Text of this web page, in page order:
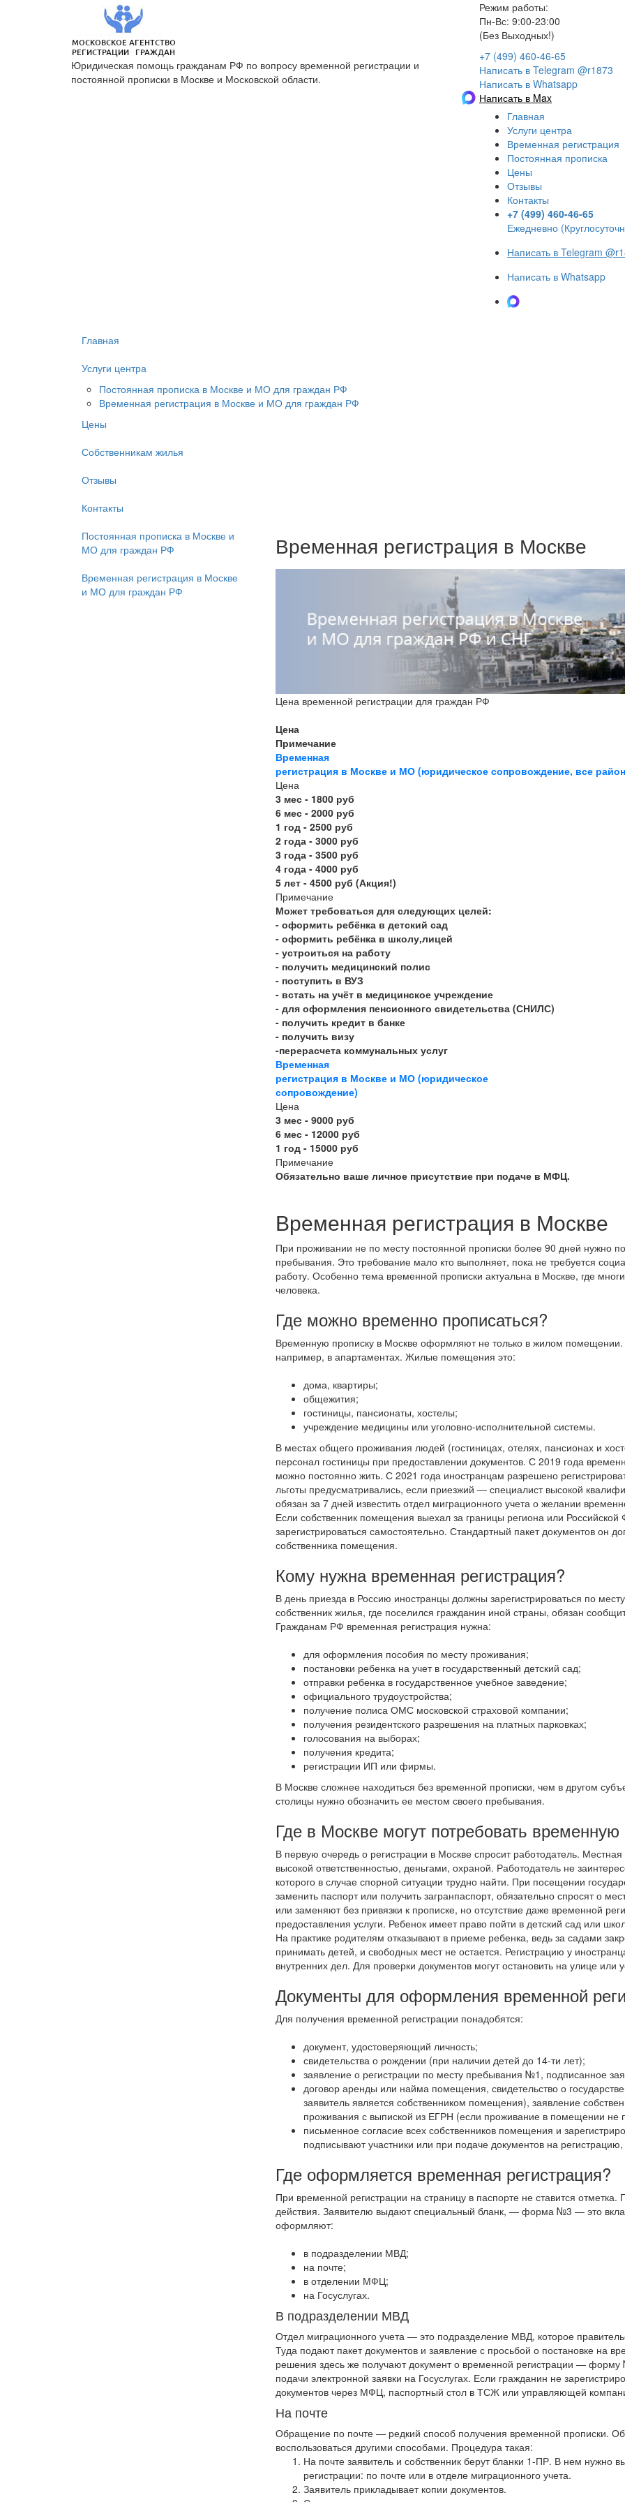
Юридическая помощь гражданам РФ по вопросу временной регистрации и
постоянной прописки в Москве и Московской области.
Режим работы:
Пн-Вс: 9:00-23:00
(Без Выходных!)
+7 (499) 460-46-65
Написать в Telegram @r1873
Написать в Whatsapp
Написать в Max
Главная
Услуги центра
Временная регистрация
Постоянная прописка
Цены
Отзывы
Контакты
+7 (499) 460-46-65
Ежедневно
Написать в Telegram
Написать в Whatsapp
Главная
Услуги центра
Постоянная прописка в Москве и МО для граждан РФ
Временная регистрация в Москве и МО для граждан РФ
Цены
Собственникам жилья
Отзывы
Контакты
Постоянная прописка в Москве и
МО для граждан РФ
Временная регистрация в Москве
и МО для граждан РФ
Временная регистрация в Москве
Цена временной регистрации для граждан РФ
Цена
Примечание
Временная
регистрация в Москве и МО (юридическое сопровождение, все
Цена
3 мес - 1800 руб
6 мес - 2000 руб
1 год - 2500 руб
2 года - 3000 руб
3 года - 3500 руб
4 года - 4000 руб
5 лет - 4500 руб (Акция!)
Примечание
Может требоваться для следующих целей:
- оформить ребёнка в детский сад
- оформить ребёнка в школу,лицей
- устроиться на работу
- получить медицинский полис
- поступить в ВУЗ
- встать на учёт в медицинское учреждение
- для оформления пенсионного свидетельства (СНИЛС)
- получить кредит в банке
- получить визу
-перерасчета коммунальных услуг
Временная
регистрация в Москве и МО (юридическое
сопровождение)
Цена
3 мес - 9000 руб
6 мес - 12000 руб
1 год - 15000 руб
Примечание
Обязательно ваше личное присутствие при подаче в МФЦ.
Временная регистрация в Москве
При проживании не по месту постоянной прописки более 90 дней нужно
пребывания. Это требование мало кто выполняет, пока не требуется
работу. Особенно тема временной прописки актуальна в Москве, где
человека.
Где можно временно прописаться?
Временную прописку в Москве оформляют не только в жилом
например, в апартаментах. Жилые помещения это:
дома, квартиры;
общежития;
гостиницы, пансионаты, хостелы;
учреждение медицины или уголовно-исполнительной системы.
В местах общего проживания людей (гостиницах, отелях, пансионах и
персонал гостиницы при предоставлении документов. С 2019 года
можно постоянно жить. С 2021 года иностранцам разрешено
льготы предусматривались, если приезжий ― специалист высокой
обязан за 7 дней известить отдел миграционного учета о желании
Если собственник помещения выехал за границы региона или
зарегистрироваться самостоятельно. Стандартный пакет документов он
собственника помещения.
Кому нужна временная регистрация?
В день приезда в Россию иностранцы должны зарегистрироваться по
собственник жилья, где поселился гражданин иной страны, обязан
Гражданам РФ временная регистрация нужна:
для оформления пособия по месту проживания;
постановки ребенка на учет в государственный детский сад;
отправки ребенка в государственное учебное заведение;
официального трудоустройства;
получение полиса ОМС московской страховой компании;
получения резидентского разрешения на платных парковках;
голосования на выборах;
получения кредита;
регистрации ИП или фирмы.
В Москве сложнее находиться без временной прописки, чем в другом
столицы нужно обозначить ее местом своего пребывания.
Где в Москве могут потребовать
В первую очередь о регистрации в Москве спросит работодатель.
высокой ответственностью, деньгами, охраной. Работодатель не
которого в случае спорной ситуации трудно найти. При посещении
заменить паспорт или получить загранпаспорт, обязательно спросят о
или заменяют без привязки к прописке, но отсутствие даже временной
предоставления услуги. Ребенок имеет право пойти в детский сад или
На практике родителям отказывают в приеме ребенка, ведь за садами
принимать детей, и свободных мест не остается. Регистрацию у
внутренних дел. Для проверки документов могут остановить на улице
Документы для оформления временной
Для получения временной регистрации понадобятся:
документ, удостоверяющий личность;
свидетельства о рождении (при наличии детей до 14-ти лет);
заявление о регистрации по месту пребывания №1, подписанное
договор аренды или найма помещения, свидетельство о
заявитель является собственником помещения), заявление
проживания с выпиской из ЕГРН (если проживание в помещении не
письменное согласие всех собственников помещения и
подписывают участники или при подаче документов на
Где оформляется временная регистрация?
При временной регистрации на страницу в паспорте не ставится
действия. Заявителю выдают специальный бланк, ― форма №3 ― это
оформляют:
в подразделении МВД;
на почте;
в отделении МФЦ;
на Госуслугах.
В подразделении МВД
Отдел миграционного учета ― это подразделение МВД, которое
Туда подают пакет документов и заявление с просьбой о постановке на
решения здесь же получают документ о временной регистрации ―
подачи электронной заявки на Госуслугах. Если гражданин не
документов через МФЦ, паспортный стол в ТСЖ или управляющей
На почте
Обращение по почте ― редкий способ получения временной прописки.
воспользоваться другими способами. Процедура такая:
На почте заявитель и собственник берут бланки 1-ПР. В нем нужно
регистрации: по почте или в отделе миграционного учета.
Заявитель прикладывает копии документов.